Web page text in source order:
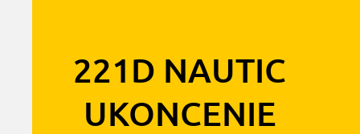
221D NAUTIC
UKONCENIE